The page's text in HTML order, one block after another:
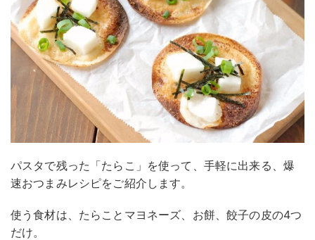
パスタで残った「たらこ」を使って、手軽に出来る、爆
速おつまみレシピをご紹介します。
使う食材は、たらことマヨネーズ、お餅、餃子の皮の4つ
だけ。